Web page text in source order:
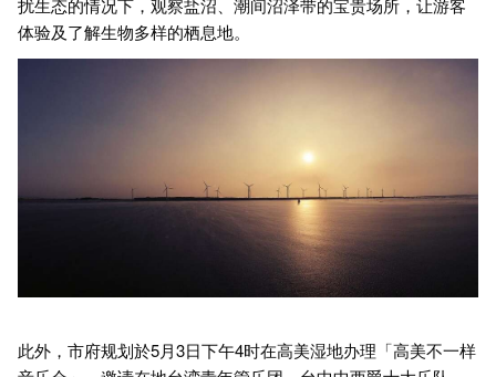
扰生态的情况下，观察盐沼、潮间沼泽带的宝贵场所，让游客
体验及了解生物多样的栖息地。
此外，市府规划於5月3日下午4时在高美湿地办理「高美不一样